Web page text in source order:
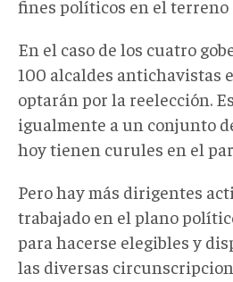
fines políticos en el terreno
En el caso de los cuatro
100 alcaldes antichavistas
optarán por la reelección.
igualmente a un conjunto
hoy tienen curules en el
Pero hay más dirigentes
trabajado en el plano
para hacerse elegibles y
las diversas